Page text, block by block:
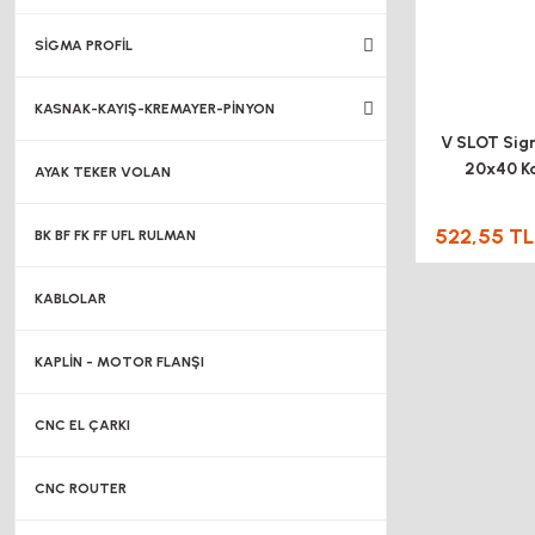
SİGMA PROFİL
KASNAK-KAYIŞ-KREMAYER-PİNYON
AYAK TEKER VOLAN
BK BF FK FF UFL RULMAN
KABLOLAR
KAPLİN - MOTOR FLANŞI
CNC EL ÇARKI
CNC ROUTER
V SLOT
20x40
522,55 TL